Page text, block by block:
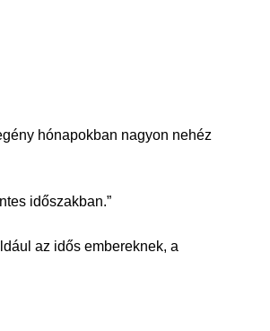
hónapokban nagyon nehéz
időszakban.”
az idős embereknek, a